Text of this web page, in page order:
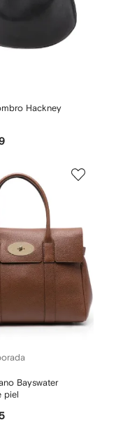
Hackney
Bayswater
piel